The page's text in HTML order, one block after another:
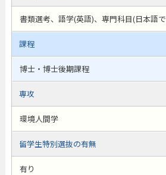
書類選考、語学(英語)、専門科目(日本語
課程
博士・博士後期課程
専攻
環境人間学
留学生特別選抜の有無
有り